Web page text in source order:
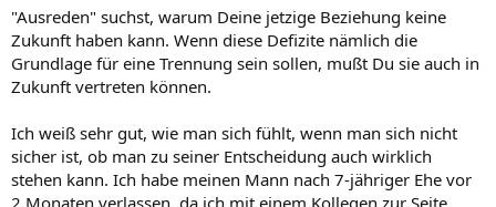
"Ausreden" suchst, warum Deine jetzige Beziehung keine
Zukunft haben kann. Wenn diese Defizite nämlich die
Grundlage für eine Trennung sein sollen, mußt Du sie auch in
Zukunft vertreten können.
Ich weiß sehr gut, wie man sich fühlt, wenn man sich nicht
sicher ist, ob man zu seiner Entscheidung auch wirklich
stehen kann. Ich habe meinen Mann nach 7-jähriger Ehe vor
2 Monaten verlassen, da ich mit einem Kollegen zur Seite